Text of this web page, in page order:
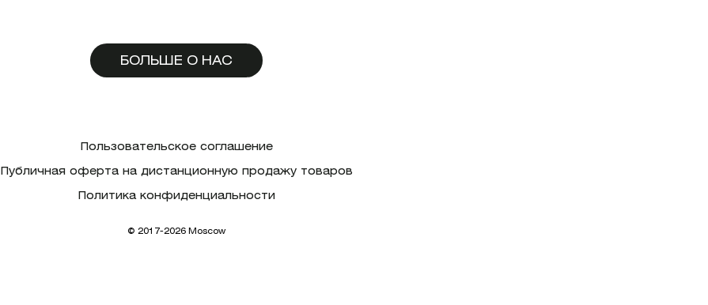
БОЛЬШЕ О НАС
Пользовательское соглашение
Публичная оферта на дистанционную продажу товаров
Политика конфиденциальности
© 2017-2026 Moscow